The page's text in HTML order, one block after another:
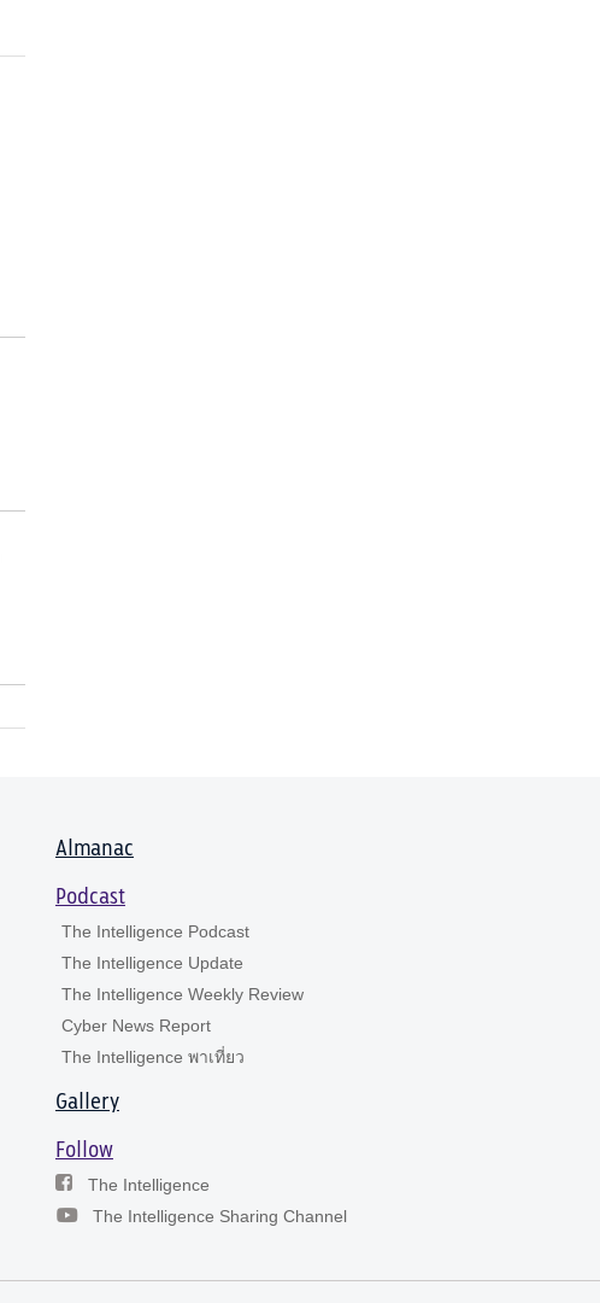
Almanac
Podcast
The Intelligence Podcast
The Intelligence Update
The Intelligence Weekly Review
Cyber News Report
The Intelligence พาเที่ยว
Gallery
Follow
The Intelligence
The Intelligence Sharing Channel